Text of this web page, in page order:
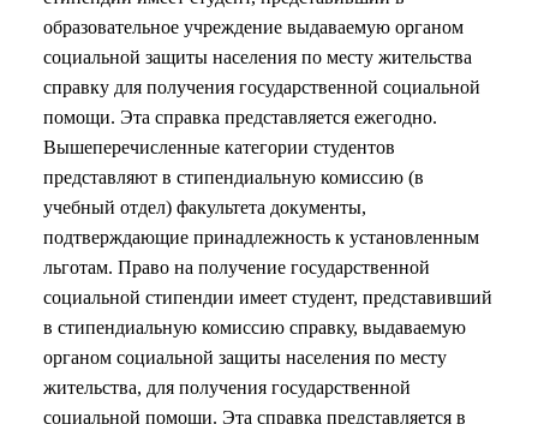
образовательное учреждение выдаваемую органом
социальной защиты населения по месту жительства
справку для получения государственной социальной
помощи. Эта справка представляется ежегодно.
Вышеперечисленные категории студентов
представляют в стипендиальную комиссию (в
учебный отдел) факультета документы,
подтверждающие принадлежность к установленным
льготам. Право на получение государственной
социальной стипендии имеет студент, представивший
в стипендиальную комиссию справку, выдаваемую
органом социальной защиты населения по месту
жительства, для получения государственной
социальной помощи. Эта справка представляется в